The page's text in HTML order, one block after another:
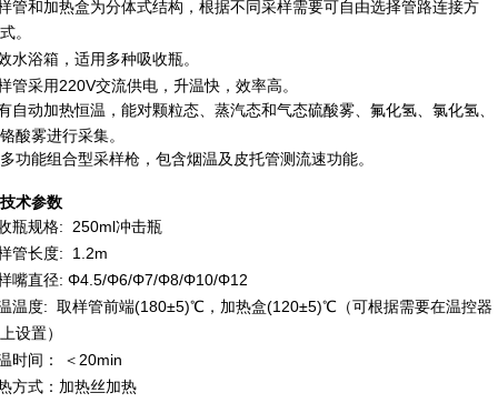
管和加热盒为分体式结构，根据不同采样需要可自由选择管路连接方
式。
水浴箱，适用多种吸收瓶。
管采用220V交流供电，升温快，效率高。
自动加热恒温，能对颗粒态、蒸汽态和气态硫酸雾、氟化氢、氯化氢、
铬酸雾进行采集。
多功能组合型采样枪，包含烟温及皮托管测流速功能。
技术参数
瓶规格: 250ml冲击瓶
管长度: 1.2m
嘴直径: Φ4.5/Φ6/Φ7/Φ8/Φ10/Φ12
温度: 取样管前端(180±5)℃，加热盒(120±5)℃（可根据需要在温控器
上设置）
时间：
＜ 20min
方式：加热丝加热